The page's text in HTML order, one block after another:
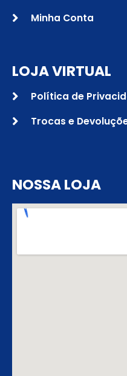
Minha Conta
LOJA VIRTUAL
Política de
Trocas e
NOSSA LOJA